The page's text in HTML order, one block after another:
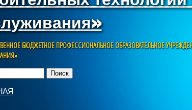
БЮДЖЕТНОЕ ПРОФЕССИОНАЛЬНОЕ ОБРАЗОВАТЕЛЬНОЕ